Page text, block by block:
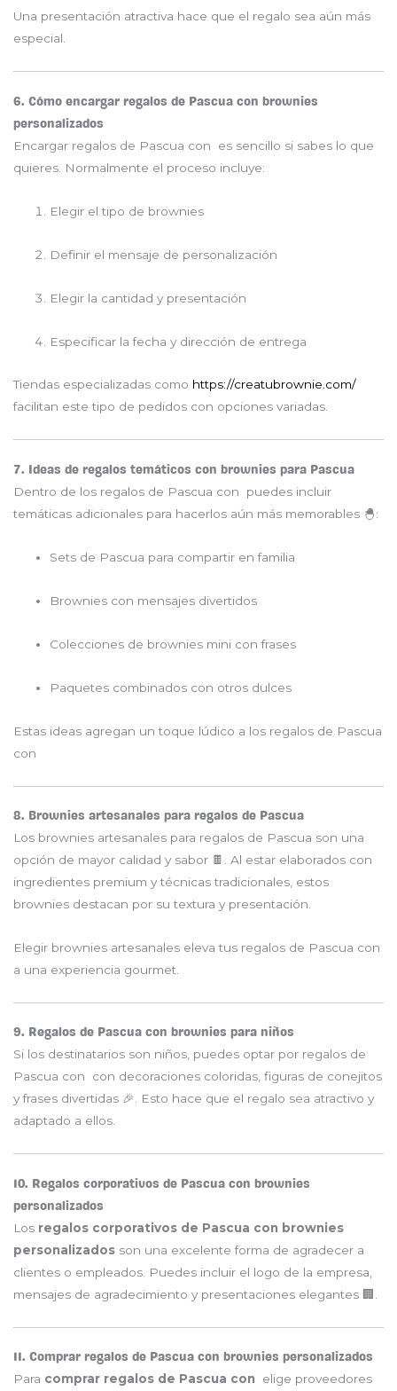
Una presentación atractiva hace que el regalo sea aún más
especial.
6. Cómo encargar regalos de Pascua con brownies
personalizados
Encargar regalos de Pascua con es sencillo si sabes lo que
quieres. Normalmente el proceso incluye:
Elegir el tipo de brownies
Definir el mensaje de personalización
Elegir la cantidad y presentación
Especificar la fecha y dirección de entrega
Tiendas especializadas como https://creatubrownie.com/
facilitan este tipo de pedidos con opciones variadas.
7. Ideas de regalos temáticos con brownies para Pascua
Dentro de los regalos de Pascua con puedes incluir
temáticas adicionales para hacerlos aún más memorables 🐣:
Sets de Pascua para compartir en familia
Brownies con mensajes divertidos
Colecciones de brownies mini con frases
Paquetes combinados con otros dulces
Estas ideas agregan un toque lúdico a los regalos de Pascua
con
8. Brownies artesanales para regalos de Pascua
Los brownies artesanales para regalos de Pascua son una
opción de mayor calidad y sabor 🍫. Al estar elaborados con
ingredientes premium y técnicas tradicionales, estos
brownies destacan por su textura y presentación.
Elegir brownies artesanales eleva tus regalos de Pascua con
a una experiencia gourmet.
9. Regalos de Pascua con brownies para niños
Si los destinatarios son niños, puedes optar por regalos de
Pascua con con decoraciones coloridas, figuras de conejitos
y frases divertidas 🎉. Esto hace que el regalo sea atractivo y
adaptado a ellos.
10. Regalos corporativos de Pascua con brownies
personalizados
Los regalos corporativos de Pascua con brownies
personalizados son una excelente forma de agradecer a
clientes o empleados. Puedes incluir el logo de la empresa,
mensajes de agradecimiento y presentaciones elegantes 🏢.
11. Comprar regalos de Pascua con brownies personalizados
Para comprar regalos de Pascua con elige proveedores